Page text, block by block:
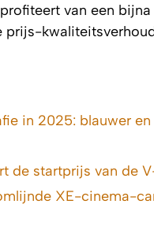
van een bijna
prijs-
in 2025: blauwer
de startprijs van de
XE-cinema-